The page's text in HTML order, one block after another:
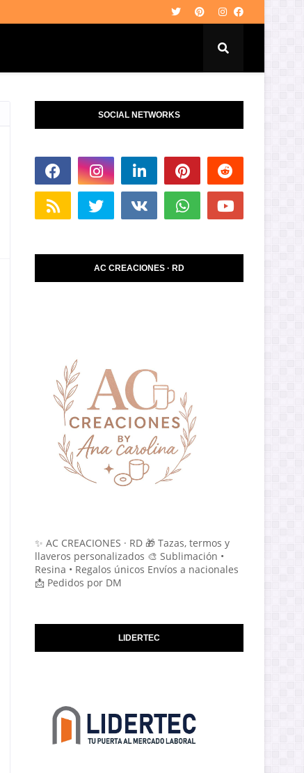
SOCIAL NETWORKS
AC CREACIONES · RD
✨ AC CREACIONES · RD 🎁 Tazas, termos y
llaveros personalizados 🎨 Sublimación •
Resina • Regalos únicos Envíos a nacionales
📩 Pedidos por DM
LIDERTEC